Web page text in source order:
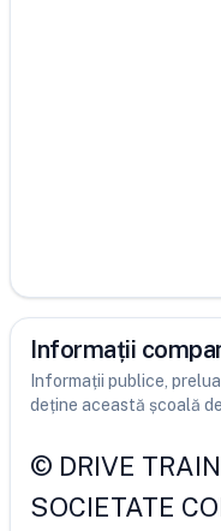
Informații
Informații publice,
deține această școală
© DRIVE
SOCIETATE